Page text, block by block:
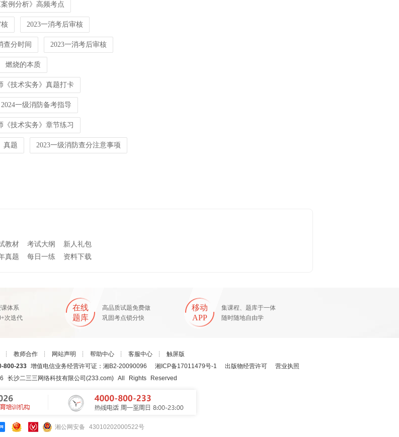
例分析》高频考点
2023一消考后审核
查分时间 2023一消考后审核
燃烧的本质
《技术实务》真题打卡
2024一级消防备考指导
《技术实务》章节练习
真题 2023一级消防查分注意事项
教材 考试大纲
新人礼包
真题 每日一练 资料下载
体系
次迭代
在线
题库
高品质试题免费做
巩固考点锁分快
移动
APP
集课程、题库于一体
随时随地自由学
┊ 教师合作 ┊ 网站声明 ┊ 帮助中心 ┊ 客服中心 ┊ 触屏版
800-233增值电信业务经营许可证：湘B2-20090096 湘ICP备17011479号-1 出版物经营许可
营业执照
长沙二三三网络科技有限公司(233.com) All Rights Reserved
湘公网安备 43010202000522号